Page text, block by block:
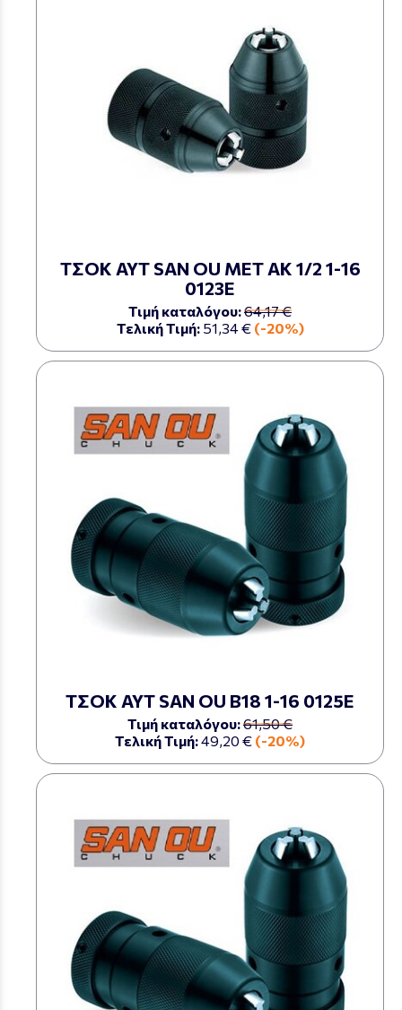
ΤΣΟΚ ΑΥΤ SAN OU ΜΕΤ ΑΚ 1/2 1-16
0123Ε
Τιμή καταλόγου:64,17 €
Τελική Τιμή: 51,34 € (-20%)
ΤΣΟΚ ΑΥΤ SAN OU Β18 1-16 0125Ε
Τιμή καταλόγου:61,50 €
Τελική Τιμή:49,20 € (-20%)